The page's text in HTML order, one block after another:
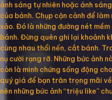
ánh sáng tự nhiên hoặc ánh
của bánh. Chụp cận cảnh để
xảo. Đó là những đường nét
bánh. Đừng quên ghi lại khoảnh
cùng nhau thổi nến, cắt bánh.
nụ cười rạng rỡ. Những bức ảnh
còn là minh chứng sống động
quý giá để bạn trân trọng mãi
nên những bức ảnh “triệu like”